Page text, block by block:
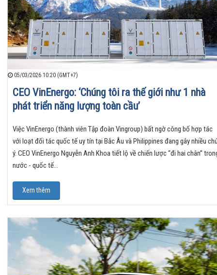
05/03/2026 10:20 (GMT+7)
CEO VinEnergo: ‘Chúng tôi ra thế giới như 1 nhà
phát triển năng lượng toàn cầu’
Việc VinEnergo (thành viên Tập đoàn Vingroup) bất ngờ công bố hợp tác
với loạt đối tác quốc tế uy tín tại Bắc Âu và Philippines đang gây nhiều
ý. CEO VinEnergo Nguyễn Anh Khoa tiết lộ về chiến lược “đi hai chân”
nước - quốc tế…
Xem thêm